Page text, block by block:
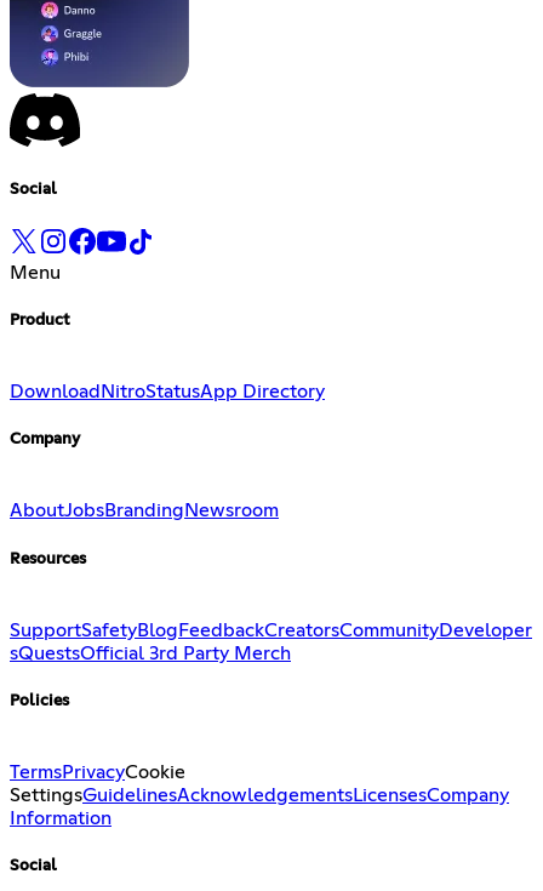
Social
Menu
Product
Download NitroStatusApp Directory
Company
AboutJobsBranding Newsroom
Resources
SupportSafetyBlog FeedbackCreatorsCommunityDeveloper
sQuestsOfficial 3rd Party Merch
Policies
TermsPrivacyCookie
SettingsGuidelinesAcknowledgementsLicensesCompany
Information
Social